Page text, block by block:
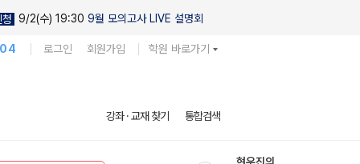
9/2(수) 19:30 9월 모의고사 LIVE 설명회
로그인 회원가입 학원 바로가기
강좌 · 교재 찾기 통합검색